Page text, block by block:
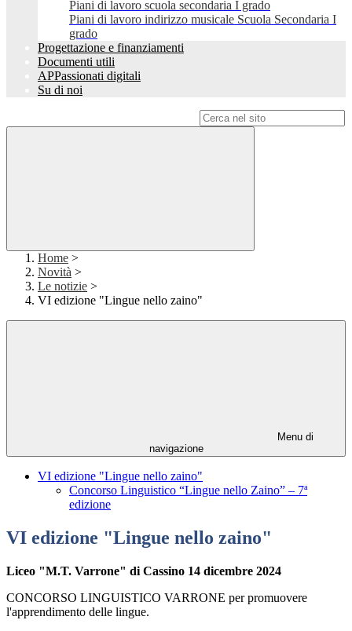
Piani di lavoro scuola secondaria I grado
Piani di lavoro indirizzo musicale Scuola Secondaria I
grado
Progettazione e finanziamenti
Documenti utili
APPassionati digitali
Su di noi
Home >
Novità >
Le notizie >
VI edizione "Lingue nello zaino"
Menu di
navigazione
VI edizione "Lingue nello zaino"
Concorso Linguistico “Lingue nello Zaino” – 7ª
edizione
VI edizione "Lingue nello zaino"
Liceo "M.T. Varrone" di Cassino 14 dicembre 2024
CONCORSO LINGUISTICO VARRONE per promuovere
l'apprendimento delle lingue.